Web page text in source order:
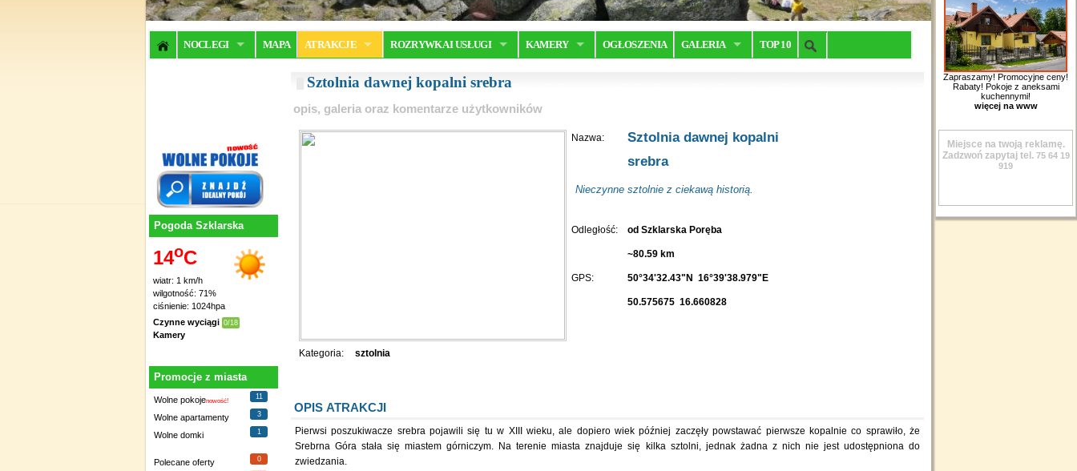
NOCLEGI MAPA ATRAKCJE ROZRYWKA I USŁUGI KAMERY OGŁOSZENIA GALERIA TOP 10
Pogoda Szklarska
14oC
wiatr: 1 km/h
wilgotność: 71%
ciśnienie: 1024hpa
Czynne wyciągi 0/18
Kamery
Promocje z miasta
Wolne pokojenowość!
11
Wolne apartamenty 3
Wolne domki 1
Polecane oferty 0
Sztolnia dawnej kopalni srebra
opis, galeria oraz komentarze użytkowników
Nazwa:
Sztolnia dawnej kopalni
srebra
Nieczynne sztolnie z ciekawą historią.
Odległość: od Szklarska Poręba
~80.59 km
GPS: 50°34'32.43"N 16°39'38.979"E
50.575675 16.660828
Kategoria: sztolnia
OPIS ATRAKCJI
Pierwsi poszukiwacze srebra pojawili się tu w XIII wieku, ale dopiero wiek później zaczęły powstawać pierwsze kopalnie co sprawiło, że
Srebrna Góra stała się miastem górniczym. Na terenie miasta znajduje się kilka sztolni, jednak żadna z nich nie jest udostępniona do
zwiedzania.
Zapraszamy! Promocyjne ceny!
Rabaty! Pokoje z aneksami
kuchennymi!
więcej na www
Miejsce na twoją reklamę.
Zadzwoń zapytaj tel. 75 64 19
919